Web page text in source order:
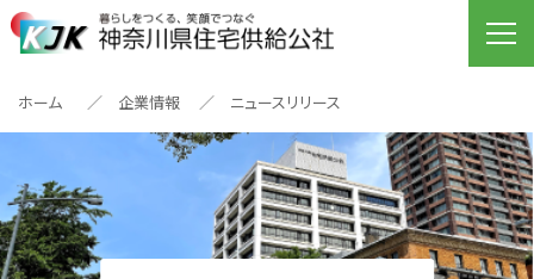
ホーム 企業情報 ニュースリリース